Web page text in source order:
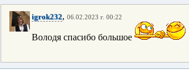
igrok232, 06.02.2023 г. 00:22
Володя спасибо большое